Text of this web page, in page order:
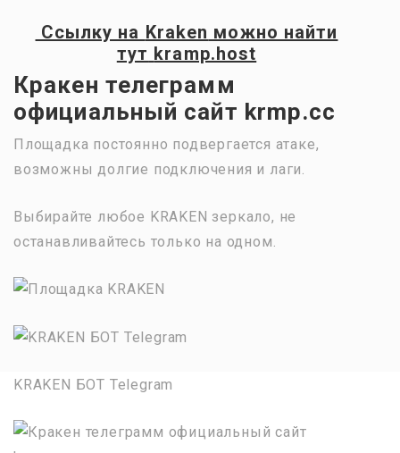
Ссылку на Kraken можно найти
тут kramp.host
Кракен телеграмм
официальный сайт krmp.cc
Площадка постоянно подвергается атаке,
возможны долгие подключения и лаги.
Выбирайте любое KRAKEN зеркало, не
останавливайтесь только на одном.
KRAKEN БОТ Telegram